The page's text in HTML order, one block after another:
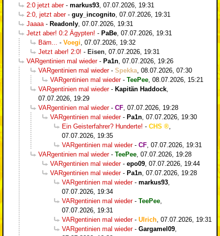
2:0 jetzt aber- markus93 07.07.2026, 19:31
2:0, jetzt aber- guy_incognito 07.07.2026, 19:31
Jaaaa - Readonly 07.07.2026, 19:31
Jetzt aber! 0:2 Ägypten! - PaBe 07.07.2026, 19:31
Bäm...
- Voegi 07.07.2026, 19:32
Jetzt aber! 2:0! - Eisen 07.07.2026, 19:31
VARgentinien mal wieder- Pa1n 07.07.2026, 19:26
VARgentinien mal wieder- Spekka 08.07.2026, 07:30
VARgentinien mal wieder- TeePee 08.07.2026, 15:21
VARgentinien mal wieder- Kapitän Haddock
07.07.2026, 19:29
VARgentinien mal wieder- CF 07.07.2026, 19:28
VARgentinien mal wieder- Pa1n 07.07.2026, 19:30
Ein Geisterfahrer? Hunderte! - CHS
07.07.2026, 19:35
VARgentinien mal wieder- CF 07.07.2026, 19:31
VARgentinien mal wieder- TeePee 07.07.2026, 19:28
VARgentinien mal wieder- epo09 07.07.2026, 19:44
VARgentinien mal wieder- Pa1n 07.07.2026, 19:28
VARgentinien mal wieder- markus93
07.07.2026, 19:34
VARgentinien mal wieder- TeePee
07.07.2026, 19:31
VARgentinien mal wieder- Ulrich 07.07.2026, 19:31
VARgentinien mal wieder- Gargamel09